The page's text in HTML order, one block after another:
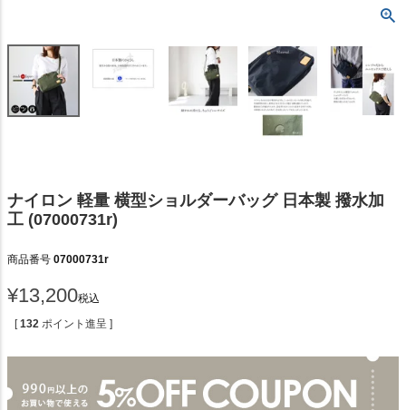
ナイロン 軽量 横型ショルダーバッグ 日本製 撥水加
工 (07000731r)
商品番号 07000731r
¥13,200税込
[ 132 ポイント進呈 ]